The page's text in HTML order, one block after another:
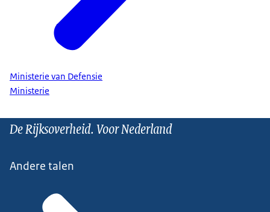
Ministerie van Defensie
Ministerie
De Rijksoverheid. Voor Nederland
Andere talen